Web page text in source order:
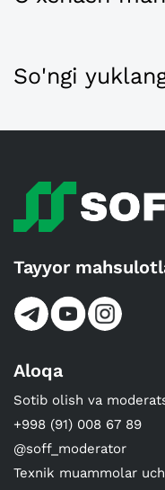
So'ngi
Tayyor
Aloqa
Sotib olish va
+998 (91) 008 67 89
@soff_moderator
Texnik muammolar